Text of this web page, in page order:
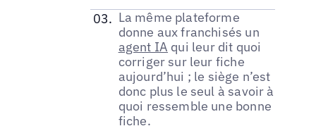
La même plateforme
donne aux franchisés un
agent IA qui leur dit quoi
corriger sur leur fiche
aujourd’hui ; le siège n’est
donc plus le seul à savoir à
quoi ressemble une bonne
fiche.